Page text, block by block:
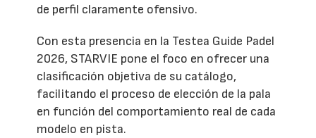
de perfil claramente ofensivo.
Con esta presencia en la Testea Guide Padel
2026, STARVIE pone el foco en ofrecer una
clasificación objetiva de su catálogo,
facilitando el proceso de elección de la pala
en función del comportamiento real de cada
modelo en pista.